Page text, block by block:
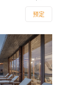
预定